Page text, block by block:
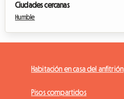
Ciudades cercanas
Humble
Habitación en casa del anfitrión
Pisos compartidos